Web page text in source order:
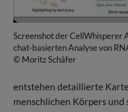
Screenshot der CellWhisperer
chat-basierten Analyse von
© Moritz Schäfer
entstehen detaillierte
menschlichen Körpers